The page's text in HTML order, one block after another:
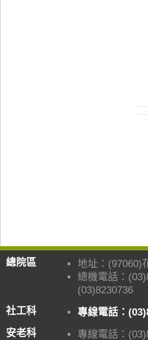
總院區
地址：(97060)
總機電話：
(03)8230736
社工科
專線電話：
安老科
專線電話：